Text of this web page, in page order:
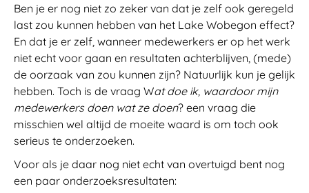
Ben je er nog niet zo zeker van dat je zelf ook geregeld
last zou kunnen hebben van het Lake Wobegon effect?
En dat je er zelf, wanneer medewerkers er op het werk
niet echt voor gaan en resultaten achterblijven, (mede)
de oorzaak van zou kunnen zijn? Natuurlijk kun je gelijk
hebben. Toch is de vraag Wat doe ik, waardoor mijn
medewerkers doen wat ze doen? een vraag die
misschien wel altijd de moeite waard is om toch ook
serieus te onderzoeken.
Voor als je daar nog niet echt van overtuigd bent nog
een paar onderzoeksresultaten: